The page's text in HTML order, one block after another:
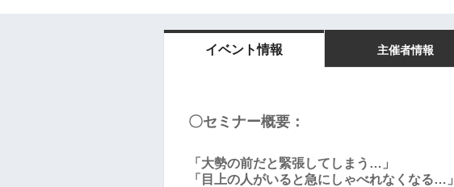
イベント情報 主催者情報
〇セミナー概要：
「大勢の前だと緊張してしまう…」
「目上の人がいると急にしゃべれなくなる…」